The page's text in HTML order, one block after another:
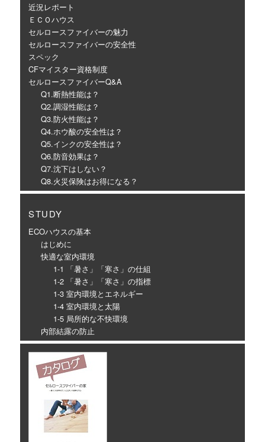
近況レポート
ＥＣＯハウス
セルロースファイバーの魅力
セルロースファイバーの安全性
スペック
CFマイスター資格制度
セルロースファイバーQ&A
Q1.断熱性能は？
Q2.調湿性能は？
Q3.防火性能は？
Q4.ホウ酸の安全性は？
Q5.インクの安全性は？
Q6.防音効果は？
Q7.沈下はしない？
Q8.火災保険はお得になる？
STUDY
ECOハウスの基本
はじめに
快適な室内環境
1-1 「暑さ」「寒さ」の仕組
1-2 「暑さ」「寒さ」の指標
1-3 室内環境とエネルギー
1-4 室内環境と太陽
1-5 局所的な不快環境
内部結露の防止